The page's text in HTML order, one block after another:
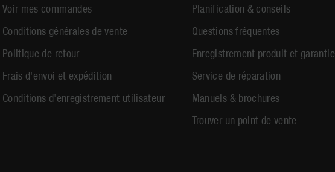
Voir mes commandes
Conditions générales de vente
Politique de retour
Frais d'envoi et expédition
Conditions d'enregistrement utilisateur
Planification & conseils
Questions fréquentes
Enregistrement produit et garantie
Service de réparation
Manuels & brochures
Trouver un point de vente